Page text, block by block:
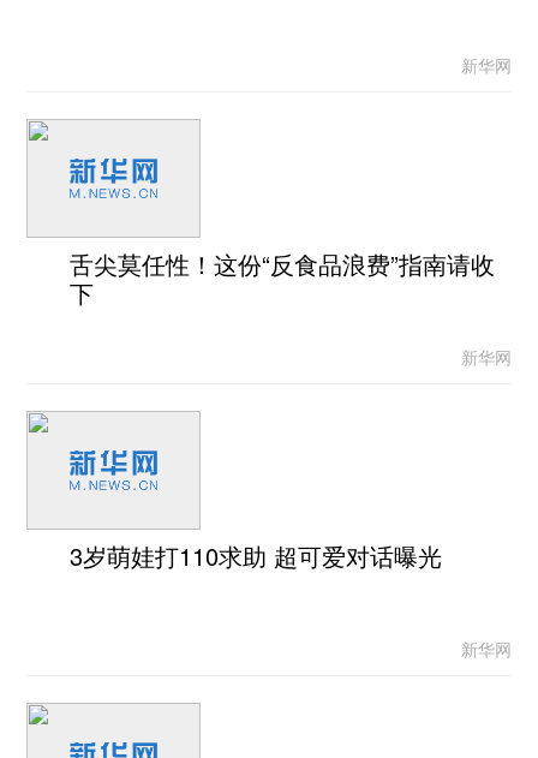
新华网
舌尖莫任性！这份“反食品浪费”指南请收
下
新华网
3岁萌娃打110求助 超可爱对话曝光
新华网